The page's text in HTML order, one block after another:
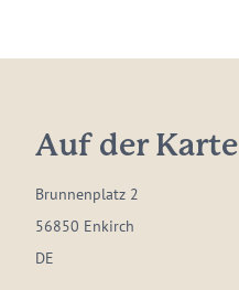
Auf der Karte
Brunnenplatz 2
56850 Enkirch
DE